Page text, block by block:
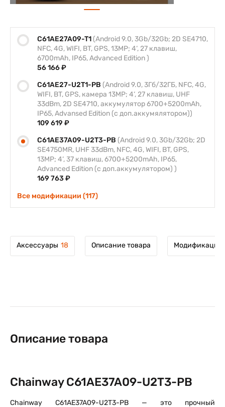
C61AE27A09-T1 (Android 9.0, 3Gb/32Gb; 2D SE4710,
NFC, 4G, WIFI, BT, GPS, 13MP; 4‘, 27 клавиш,
6700mAh, IP65, Advanced Edition )
56 166 ₽
C61AE27-U2T1-PB (Android 9.0, 3Гб/32ГБ, NFC, 4G,
WIFI, BT, GPS, камера 13MP; 4‘, 27 клавиш, UHF
33dBm, 2D SE4710, аккумулятор 6700+5200mAh,
IP65, Advansed Edition (с доп.аккумялятором))
109 619 ₽
C61AE37A09-U2T3-PB (Android 9.0, 3Gb/32Gb; 2D
SE4750MR, UHF 33dBm, NFC, 4G, WIFI, BT, GPS,
13MP; 4‘, 37 клавиш, 6700+5200mAh, IP65,
Advanced Edition (с доп.аккумулятором) )
169 763 ₽
Все модификации (117)
Аксессуары 18 Описание товара Модификации
Описание товара
Chainway C61AE37A09-U2T3-PB
Chainway C61AE37A09-U2T3-PB — это прочный